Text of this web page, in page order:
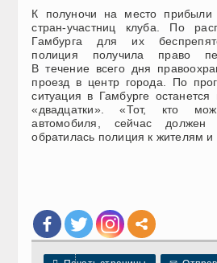
К полуночи на место прибыли
стран-участниц клуба. По
Гамбурга для их
полиция получила право
В течение всего дня
проезд в центр города. По
ситуация в Гамбурге
«двадцатки». «Тот, кто
автомобиля, сейчас
обратилась полиция к жителям и